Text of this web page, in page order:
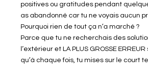
positives ou gratitudes pendant
as abandonné car tu ne voyais aucun
Pourquoi rien de tout ça n’a marché ?
Parce que tu ne recherchais des
l’extérieur et LA PLUS GROSSE
qu’à chaque fois, tu mises sur le court